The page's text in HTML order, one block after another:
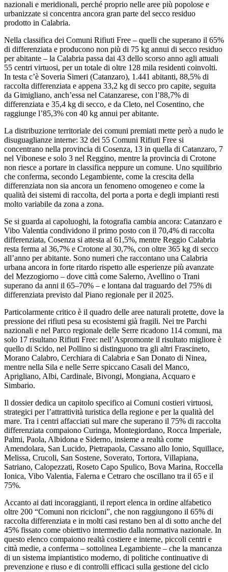
nazionali e meridionali, perché proprio nelle aree più popolose e
urbanizzate si concentra ancora gran parte del secco residuo
prodotto in Calabria.
Nella classifica dei Comuni Rifiuti Free – quelli che superano il 65%
di differenziata e producono non più di 75 kg annui di secco residuo
per abitante – la Calabria passa dai 43 dello scorso anno agli attuali
55 centri virtuosi, per un totale di oltre 128 mila residenti coinvolti.
In testa c’è Soveria Simeri (Catanzaro), 1.441 abitanti, 88,5% di
raccolta differenziata e appena 33,2 kg di secco pro capite, seguita
da Gimigliano, anch’essa nel Catanzarese, con l’88,7% di
differenziata e 35,4 kg di secco, e da Cleto, nel Cosentino, che
raggiunge l’85,3% con 40 kg annui per abitante.​
La distribuzione territoriale dei comuni premiati mette però a nudo le
disuguaglianze interne: 32 dei 55 Comuni Rifiuti Free si
concentrano nella provincia di Cosenza, 13 in quella di Catanzaro, 7
nel Vibonese e solo 3 nel Reggino, mentre la provincia di Crotone
non riesce a portare in classifica neppure un comune. Uno squilibrio
che conferma, secondo Legambiente, come la crescita della
differenziata non sia ancora un fenomeno omogeneo e come la
qualità dei sistemi di raccolta, del porta a porta e degli impianti resti
molto variabile da zona a zona.​
Se si guarda ai capoluoghi, la fotografia cambia ancora: Catanzaro e
Vibo Valentia condividono il primo posto con il 70,4% di raccolta
differenziata, Cosenza si attesta al 61,5%, mentre Reggio Calabria
resta ferma al 36,7% e Crotone al 30,7%, con oltre 365 kg di secco
all’anno per abitante. Sono numeri che raccontano una Calabria
urbana ancora in forte ritardo rispetto alle esperienze più avanzate
del Mezzogiorno – dove città come Salerno, Avellino o Trani
superano da anni il 65–70% – e lontana dal traguardo del 75% di
differenziata previsto dal Piano regionale per il 2025.​
Particolarmente critico è il quadro delle aree naturali protette, dove la
pressione dei rifiuti pesa su ecosistemi già fragili. Nei tre Parchi
nazionali e nel Parco regionale delle Serre ricadono 114 comuni, ma
solo 17 risultano Rifiuti Free: nell’Aspromonte il risultato migliore è
quello di Scido, nel Pollino si distinguono tra gli altri Frascineto,
Morano Calabro, Cerchiara di Calabria e San Donato di Ninea,
mentre nella Sila e nelle Serre spiccano Casali del Manco,
Aprigliano, Albi, Cardinale, Bivongi, Mongiana, Acquaro e
Simbario.​
Il dossier dedica un capitolo specifico ai Comuni costieri virtuosi,
strategici per l’attrattività turistica della regione e per la qualità del
mare. Tra i centri affacciati sul mare che superano il 75% di raccolta
differenziata compaiono Curinga, Montegiordano, Rocca Imperiale,
Palmi, Paola, Albidona e Siderno, insieme a realtà come
Amendolara, San Lucido, Pietrapaola, Cassano allo Ionio, Squillace,
Melissa, Crucoli, San Sostene, Soverato, Tortora, Villapiana,
Satriano, Calopezzati, Roseto Capo Spulico, Bova Marina, Roccella
Ionica, Vibo Valentia, Falerna e Cetraro che oscillano tra il 65 e il
75%.
Accanto ai dati incoraggianti, il report elenca in ordine alfabetico
oltre 200 “Comuni non ricicloni”, che non raggiungono il 65% di
raccolta differenziata e in molti casi restano ben al di sotto anche del
45% fissato come obiettivo intermedio dalla normativa nazionale. In
questo elenco compaiono realtà costiere e interne, piccoli centri e
città medie, a conferma – sottolinea Legambiente – che la mancanza
di un sistema impiantistico moderno, di politiche continuative di
prevenzione e riuso e di controlli efficaci sulla gestione del ciclo